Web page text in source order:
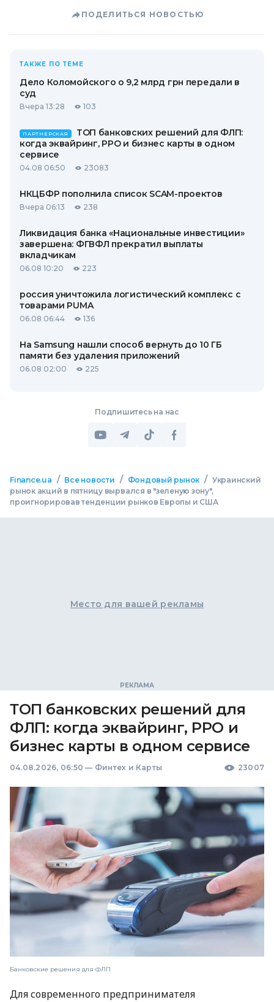
ПОДЕЛИТЬСЯ НОВОСТЬЮ
ТАКЖЕ ПО ТЕМЕ
Дело Коломойского о 9,2 млрд грн передали в
суд
Вчера 13:28 103
ПАРТНЕРСКАЯ
ТОП банковских решений для ФЛП:
когда эквайринг, РРО и бизнес карты в одном
сервисе
04.08 06:50 23083
НКЦБФР пополнила список SCAM-проектов
Вчера 06:13 238
Ликвидация банка «Национальные инвестиции»
завершена: ФГВФЛ прекратил выплаты
вкладчикам
06.08 10:20 223
россия уничтожила логистический комплекс с
товарами PUMA
06.08 06:44 136
На Samsung нашли способ вернуть до 10 ГБ
памяти без удаления приложений
06.08 02:00 225
Подпишитесь на нас
Finance.ua / Все новости / Фондовый рынок / Украинский
рынок акций в пятницу вырвался в "зеленую зону",
проигнорировав тенденции рынков Европы и США
Место для вашей рекламы
ТОП банковских решений для
ФЛП: когда эквайринг, РРО и
бизнес карты в одном сервисе
04.08.2026, 06:50 — Финтех и Карты 23007
Банковские решения для ФЛП
Для современного предпринимателя